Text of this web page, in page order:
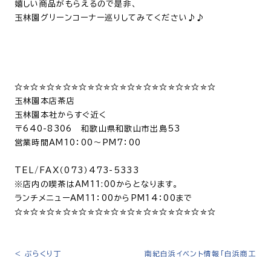
嬉しい商品がもらえるので是非、
玉林園グリーンコーナー巡りしてみてください♪♪
☆✮☆✮☆✮☆✮☆✮☆✮☆✮☆✮☆✮☆✮☆✮☆✮☆
玉林園本店茶店
玉林園本社からすぐ近く
〒640-8306 和歌山県和歌山市出島 53
営業時間AM10 ： 00 ～ PM7 ： 00
TEL/FAX （073 ） 473-5333
※店内の喫茶はAM11:00 からとなります。
ランチメニューAM11 ： 00 から PM14 ：00 まで
☆✮☆✮☆✮☆✮☆✮☆✮☆✮☆✮☆✮☆✮☆✮☆✮☆
< ぶらくり丁
南紀白浜イベント情報「白浜商工